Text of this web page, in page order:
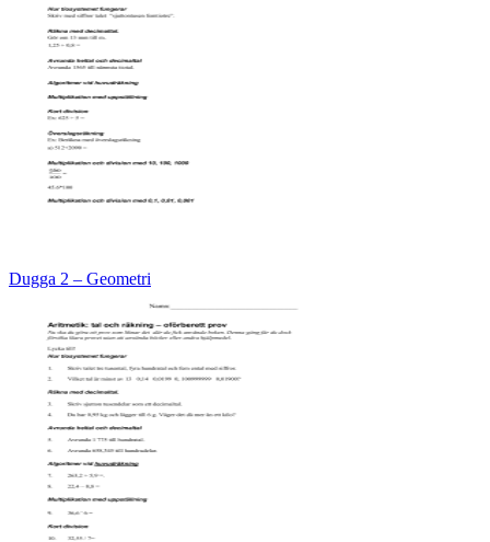
Dugga 2 – Geometri